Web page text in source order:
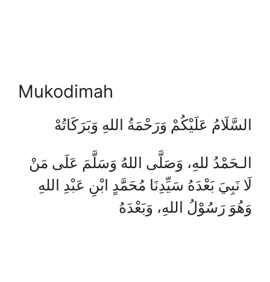
Mukodimah
السَّلَامُ عَلَيْكُمْ وَرَحْمَةُ اللهِ وَبَرَكَاتُهْ
الـحَمْدُ للهِ، وَصَلَّى اللهُ وَسَلَّمَ عَلَى مَنْ
لَا نَبِيَ بَعْدَهُ سَيِّدِنَا مُحَمَّدٍ ابْنِ عَبْدِ اللهِ
وَهُوَ رَسُوْلُ اللهِ، وَبَعْدَهُ